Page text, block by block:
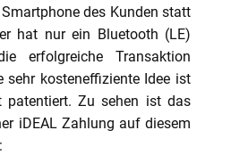
des Kunden statt
hat nur ein Bluetooth (LE)
erfolgreiche Transaktion
sehr kosteneffiziente Idee ist
patentiert. Zu sehen ist das
iDEAL Zahlung auf diesem